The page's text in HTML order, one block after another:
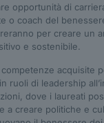
opportunità di
o coach del
per creare un
e sostenibile.
acquisite
ruoli di leadership
dove i laureati
a creare politiche e